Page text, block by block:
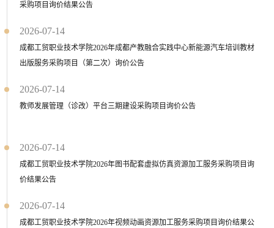
采购项目询价结果公告
2026-07-14
成都工贸职业技术学院2026年成都产教融合实践中心新能源汽车培训教材
出版服务采购项目（第二次）询价公告
2026-07-14
教师发展管理（诊改）平台三期建设采购项目询价公告
2026-07-14
成都工贸职业技术学院2026年图书配套虚拟仿真资源加工服务采购项目询
价结果公告
2026-07-14
成都工贸职业技术学院2026年视频动画资源加工服务采购项目询价结果公